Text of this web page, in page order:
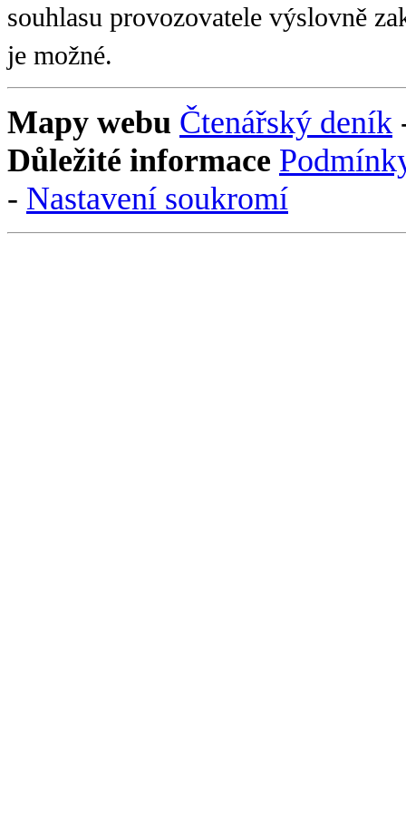
souhlasu provozovatele výslovně
je možné.
Mapy webu Čtenářský deník
Důležité informace
- Nastavení soukromí